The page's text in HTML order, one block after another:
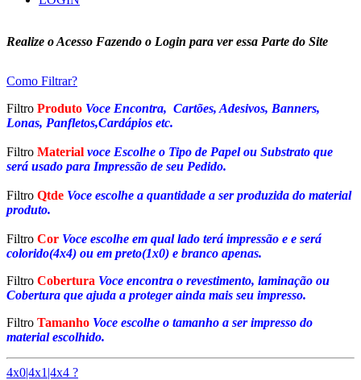
Realize o Acesso Fazendo o Login para ver essa Parte do Site
Como Filtrar?
Filtro Produto Voce Encontra, Cartões, Adesivos, Banners,
Lonas, Panfletos,Cardápios etc.
Filtro Material voce Escolhe o Tipo de Papel ou Substrato que
será usado para Impressão de seu Pedido.
Filtro Qtde Voce escolhe a quantidade a ser produzida do material
produto.
Filtro Cor Voce escolhe em qual lado terá impressão e e será
colorido(4x4) ou em preto(1x0) e branco apenas.
Filtro Cobertura Voce encontra o revestimento, laminação ou
Cobertura que ajuda a proteger ainda mais seu impresso.
Filtro Tamanho Voce escolhe o tamanho a ser impresso do
material escolhido.
4x0|4x1|4x4 ?